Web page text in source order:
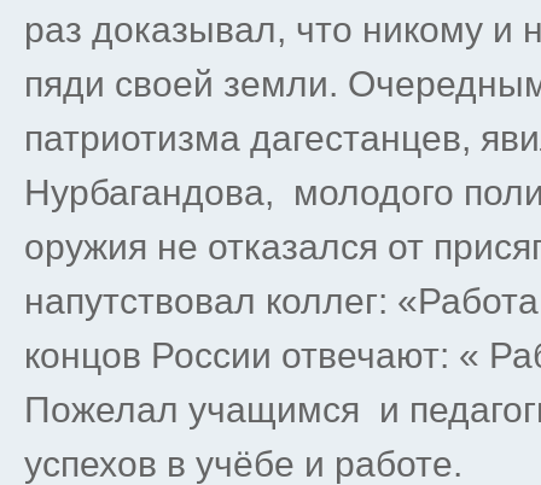
раз доказывал, что никому и
пяди своей земли.
патриотизма дагестанцев,
Нурбагандова, молодого
оружия не отказался от
напутствовал коллег:
концов России отвечают: «
Пожелал учащимся и
успехов в учёбе и работе.